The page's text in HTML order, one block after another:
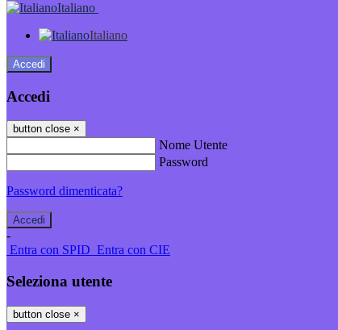
Italiano
Italiano
Accedi
Accedi
button close ×
Nome Utente
Password
Password dimenticata?
-
Entra con SPID Entra con CIE
Seleziona utente
button close ×